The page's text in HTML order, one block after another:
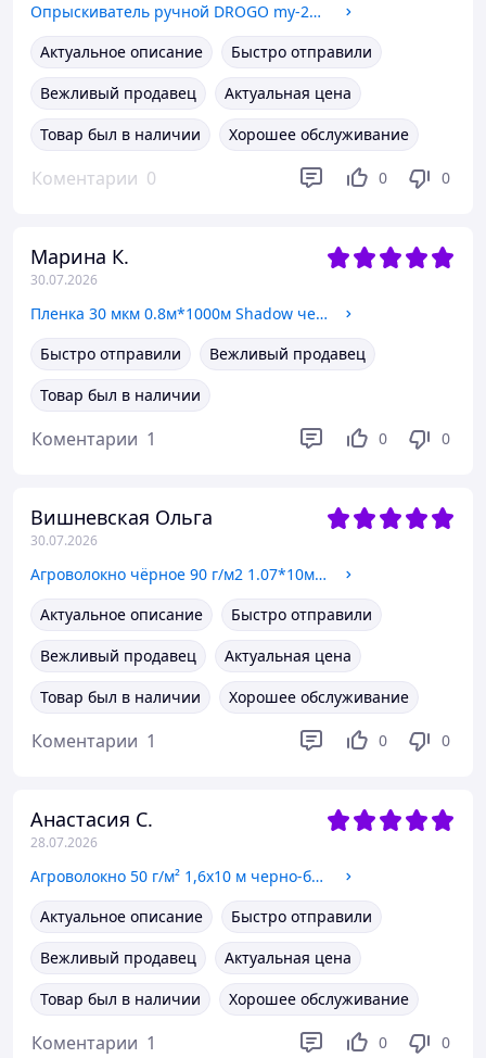
Опрыскиватель ручной DROGO my-2000 2л
Актуальное описание
Быстро отправили
Вежливый продавец
Актуальная цена
Товар был в наличии
Хорошее обслуживание
Коментарии 0 0 0
Марина К.
30.07.2026
Пленка 30 мкм 0.8м*1000м Shadow черная для мульчирования почвы
Быстро отправили
Вежливый продавец
Товар был в наличии
Коментарии 1 0 0
Вишневская Ольга
30.07.2026
Агроволокно чёрное 90 г/м2 1.07*10м с перфорацией (2 отверстия) пакетированное
Актуальное описание
Быстро отправили
Вежливый продавец
Актуальная цена
Товар был в наличии
Хорошее обслуживание
Коментарии 1 0 0
Анастасия С.
28.07.2026
Агроволокно 50 г/м² 1,6х10 м черно-белое"Shadow" пакетированное
Актуальное описание
Быстро отправили
Вежливый продавец
Актуальная цена
Товар был в наличии
Хорошее обслуживание
Коментарии 1 0 0